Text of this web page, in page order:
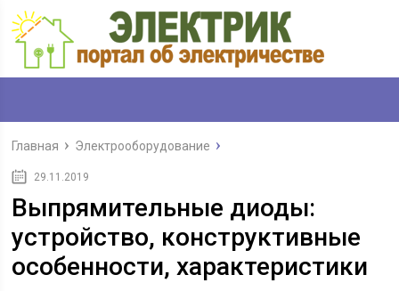
Главная Электрооборудование
29.11.2019
Выпрямительные диоды:
устройство, конструктивные
особенности, характеристики